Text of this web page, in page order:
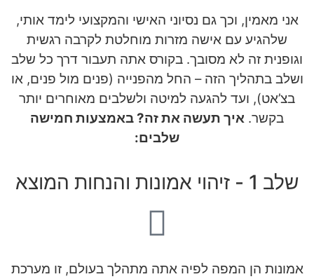
אני מאמין, וכך גם נסיוני האישי והמקצועי לימד אותי,
שלהגיע עם אישה מזרות מוחלטת לקרבה רגשית
וגופנית זה לא מסובך. בקורס אתה תעבור דרך כל שלב
ושלב בתהליך הזה – החל מהפנייה (פנים מול פנים, או
בצ’אט), ועד להגעה למיטה ולשלבים מאוחרים יותר
בקשר. איך תעשה את זה? באמצעות חמישה
שלבים:
שלב 1 - זיהוי אמונות והנחות המוצא
אמונות הן המפה לפיה אתה מתהלך בעולם, זו מערכת